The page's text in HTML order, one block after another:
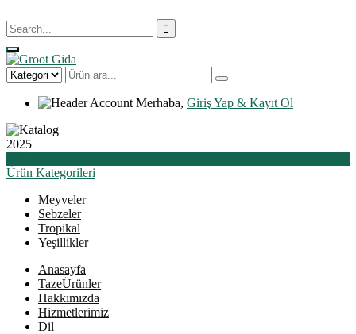
Merhaba, Giriş Yap & Kayıt Ol
2025
Ürün Kategorileri
Meyveler
Sebzeler
Tropikal
Yeşillikler
Anasayfa
TazeÜrünler
Hakkımızda
Hizmetlerimiz
Dil